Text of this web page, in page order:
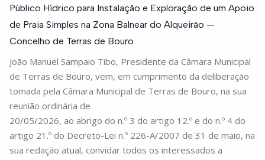
Público Hídrico para Instalação e Exploração de um Apoio
de Praia Simples na Zona Balnear do Alqueirão —
Concelho de Terras de Bouro
João Manuel Sampaio Tibo, Presidente da Câmara Municipal
de Terras de Bouro, vem, em cumprimento da deliberação
tomada pela Câmara Municipal de Terras de Bouro, na sua
reunião ordinária de
20/05/2026, ao abrigo do n.º 3 do artigo 12.º e do n.º 4 do
artigo 21.º do Decreto-Lei n.º 226-A/2007 de 31 de maio, na
sua redação atual, convidar todos os interessados a